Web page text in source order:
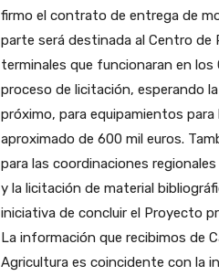
firmo el contrato de entrega de
parte será destinada al Centro de
terminales que funcionaran en
proceso de licitación, esperando
próximo, para equipamientos
aproximado de 600 mil euros.
para las coordinaciones
y la licitación de material
iniciativa de concluir el Proyecto
La información que recibimos de
Agricultura es coincidente con la